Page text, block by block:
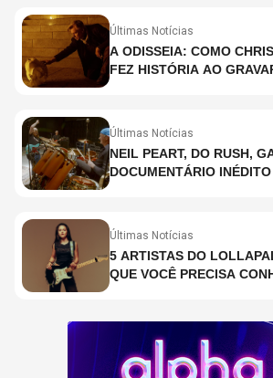
Últimas Notícias
A ODISSEIA: COMO
FEZ HISTÓRIA AO
Últimas Notícias
NEIL PEART, DO RUSH,
DOCUMENTÁRIO
Últimas Notícias
5 ARTISTAS DO
QUE VOCÊ PRECISA